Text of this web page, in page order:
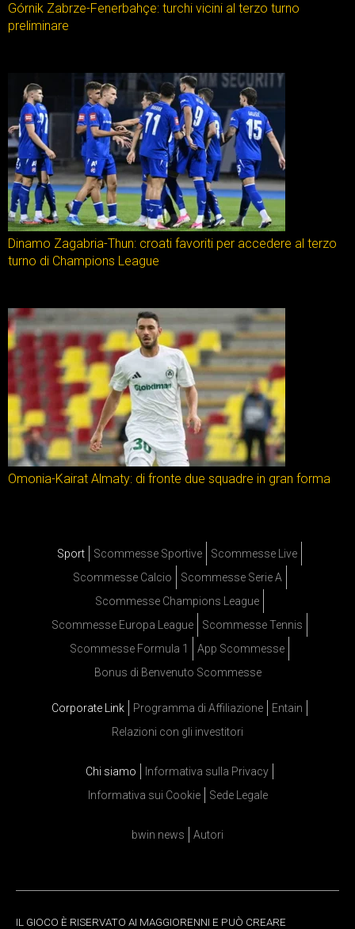
Górnik Zabrze-Fenerbahçe: turchi vicini al terzo turno
preliminare
Dinamo Zagabria-Thun: croati favoriti per accedere al terzo
turno di Champions League
Omonia-Kairat Almaty: di fronte due squadre in gran forma
Sport Scommesse Sportive
Scommesse Live
Scommesse Calcio
Scommesse Serie A
Scommesse Champions League
Scommesse Europa League
Scommesse Tennis
Scommesse Formula 1
App Scommesse
Bonus di Benvenuto Scommesse
Corporate Link Programma di Affiliazione
Entain
Relazioni con gli investitori
Chi siamo
Informativa sulla Privacy
Informativa sui Cookie
Sede Legale
bwin news Autori
IL GIOCO È RISERVATO AI MAGGIORENNI E PUÒ CREARE